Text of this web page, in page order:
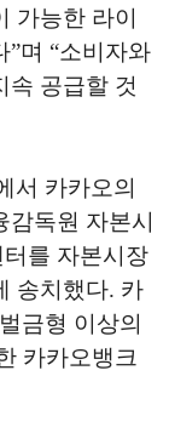
가능한 라이
며 “소비자와
속 공급할 것
서 카카오의
감독원 자본시
를 자본시장
송치했다. 카
금형 이상의
카카오뱅크